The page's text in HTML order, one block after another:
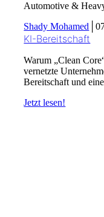
Automotive &
Shady Mohamed │
KI-Bereitschaft
Warum „Clean
vernetzte
Bereitschaft und
Jetzt lesen!